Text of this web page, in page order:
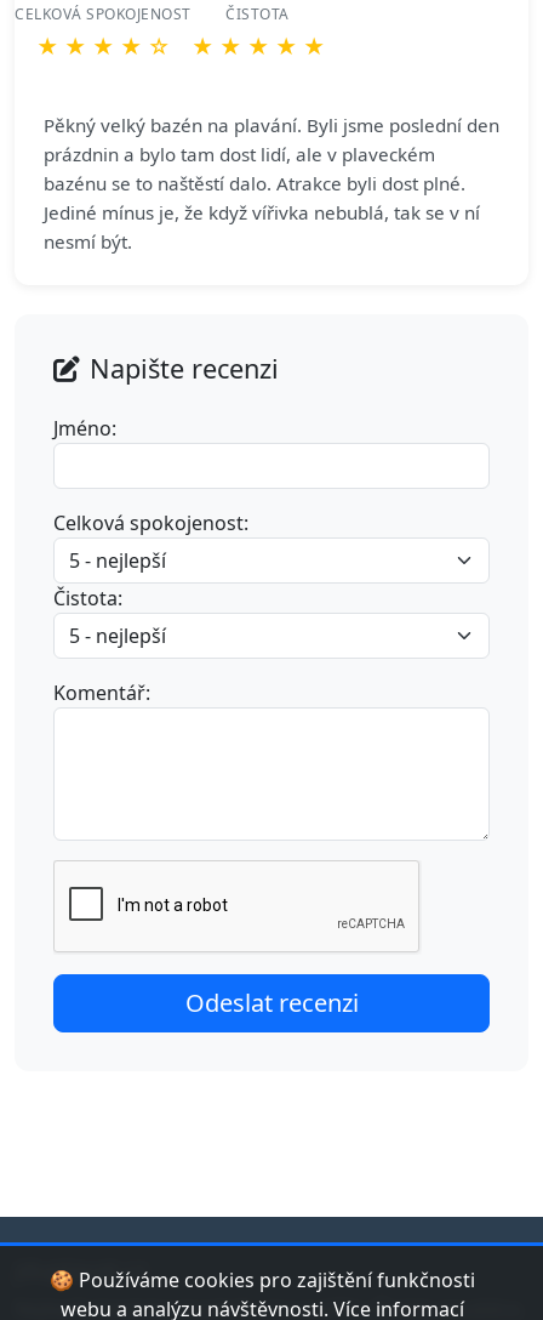
CELKOVÁ SPOKOJENOST
★ ★ ★ ★ ☆
ČISTOTA
★ ★ ★ ★ ★
Pěkný velký bazén na plavání. Byli jsme poslední den
prázdnin a bylo tam dost lidí, ale v plaveckém
bazénu se to naštěstí dalo. Atrakce byli dost plné.
Jediné mínus je, že když vířivka nebublá, tak se v ní
nesmí být.
Napište recenzi
Jméno:
Celková spokojenost:
Čistota:
Komentář:
🍪 Používáme cookies pro zajištění funkčnosti
webu a analýzu návštěvnosti. Více informací
jduplavat.cz
Nejlepší databáze bazénů a koupališť v České republice.